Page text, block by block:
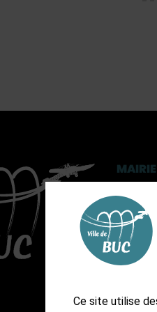
Ce site utilise
MAIRIE
CS
01